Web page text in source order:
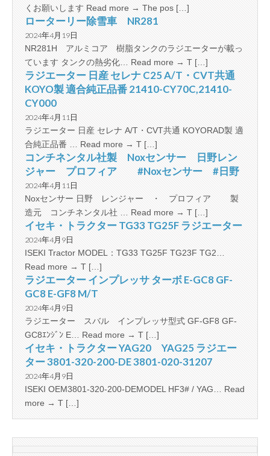
くお願いします Read more → The pos […]
ローターリー除雪車 NR281
2024年4月19日
NR281H アルミコア 樹脂タンクのラジエーターが載っ
ています タンクの熱劣化… Read more → T […]
ラジエーター 日産 セレナ C25 A/T・CVT共通
KOYO製 適合純正品番 21410-CY70C,21410-
CY000
2024年4月11日
ラジエーター 日産 セレナ A/T・CVT共通 KOYORAD製 適
合純正品番 … Read more → T […]
コンチネンタル社製 Noxセンサー 日野レン
ジャー プロフィア #Noxセンサー #日野
2024年4月11日
Noxセンサー 日野 レンジャー ・ プロフィア 製
造元 コンチネンタル社 … Read more → T […]
イセキ・トラクター TG33 TG25F ラジエーター
2024年4月9日
ISEKI Tractor MODEL：TG33 TG25F TG23F TG2…
Read more → T […]
ラジエーター インプレッサ ターボ E-GC8 GF-
GC8 E-GF8 M/T
2024年4月9日
ラジエーター スバル インプレッサ型式 GF-GF8 GF-
GC8ｴﾝｼﾞﾝ E… Read more → T […]
イセキ・トラクター YAG20 YAG25 ラジエー
ター 3801-320-200-DE 3801-020-31207
2024年4月9日
ISEKI OEM3801-320-200-DEMODEL HF3# / YAG… Read
more → T […]